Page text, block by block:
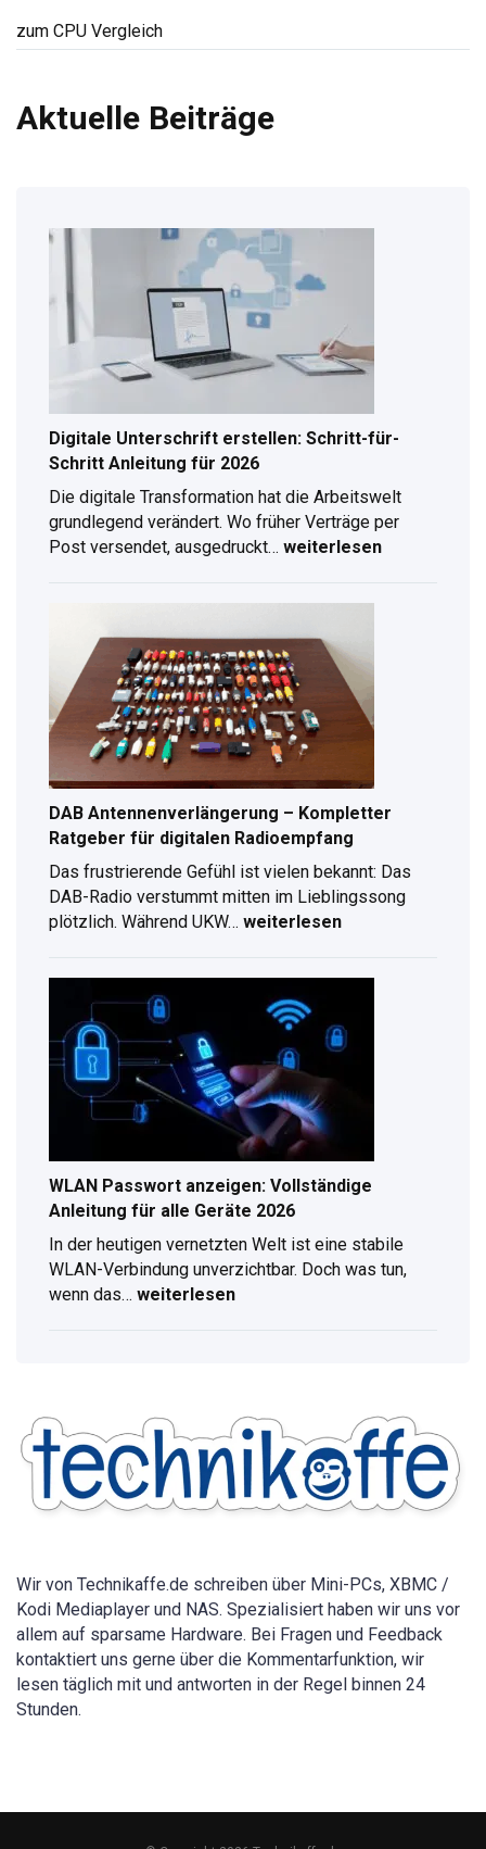
zum CPU Vergleich
Aktuelle Beiträge
Digitale Unterschrift erstellen: Schritt-für-
Schritt Anleitung für 2026
Die digitale Transformation hat die Arbeitswelt
grundlegend verändert. Wo früher Verträge per
Post versendet, ausgedruckt…
Schritt
Anleitung
für
2026
weiterlesen
DAB Antennenverlängerung – Kompletter
Ratgeber für digitalen Radioempfang
Das frustrierende Gefühl ist vielen bekannt: Das
DAB-Radio verstummt mitten im Lieblingssong
plötzlich. Während UKW…
Kompletter
Ratgeber
für
digitalen
Radioempfang
weiterlesen
WLAN Passwort anzeigen: Vollständige
Anleitung für alle Geräte 2026
In der heutigen vernetzten Welt ist eine stabile
WLAN-Verbindung unverzichtbar. Doch was tun,
wenn das…
für
alle
Geräte
2026
weiterlesen
Wir von Technikaffe.de schreiben über Mini-PCs, XBMC /
Kodi Mediaplayer und NAS. Spezialisiert haben wir uns vor
allem auf sparsame Hardware. Bei Fragen und Feedback
kontaktiert uns gerne über die Kommentarfunktion, wir
lesen täglich mit und antworten in der Regel binnen 24
Stunden.